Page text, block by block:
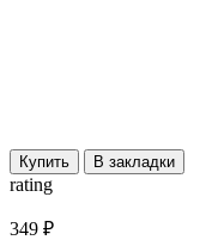
Купить В закладки
rating
349 ₽